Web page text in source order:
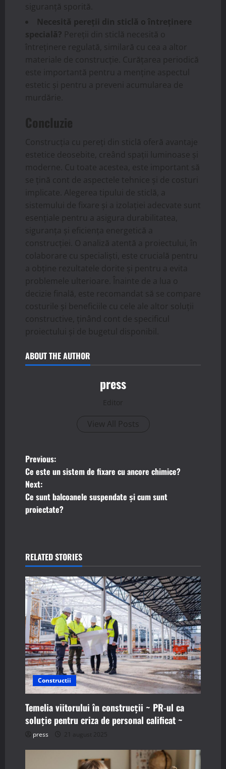
siguranță sporită.
Necesită pereții din sticlă o întreținere
specială? Pereții din sticlă necesită o
întreținere regulată, similară cu cea a altor
materiale de construcție. Curățarea periodică
este importantă pentru a menține aspectul
estetic și pentru a preveni acumularea de
murdărie.
Concluzie
Construcția cu pereți din sticlă oferă avantaje
estetice deosebite, creând spații luminoase și
moderne. Cu toate acestea, este important să
se țină cont de aspectele tehnice și de costuri
implicate. Alegerea tipului de sticlă, a
sistemului de fixare și a izolației adecvate sunt
esențiale pentru a asigura durabilitatea,
siguranța și eficiența energetică a
construcției. O analiză atentă a proiectului, în
colaborare cu specialiști, este crucială pentru
a obține rezultatele dorite și pentru a evita
problemele ulterioare. Înainte de a lua o
decizie finală, este recomandat să se compare
costurile și beneficiile cu cele ale altor soluții
constructive, ținând cont de specificul
proiectului și de bugetul disponibil.
ABOUT THE AUTHOR
press
Editor
View All Posts
P
o
s
a
v
i
g
a
t
i
o
n
Previous:
Ce este un sistem de fixare cu ancore chimice?
Next:
Ce sunt balcoanele suspendate și cum sunt
proiectate?
RELATED STORIES
Constructii
Temelia viitorului în construcții ~ PR-ul ca
soluție pentru criza de personal calificat ~
press 21 august 2025